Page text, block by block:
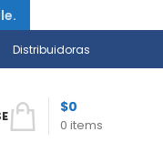
Distribuidoras
0 items
$0